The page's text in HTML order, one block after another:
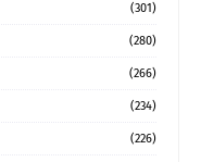
(301)
(280)
(266)
(234)
(226)